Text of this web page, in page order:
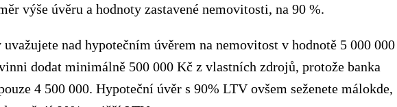
výše úvěru a hodnoty zastavené nemovitosti, na 90 %.
uvažujete nad hypotečním úvěrem na nemovitost v hodnotě 5 000 000
dodat minimálně 500 000 Kč z vlastních zdrojů, protože banka
4 500 000. Hypoteční úvěr s 90% LTV ovšem seženete málokde,